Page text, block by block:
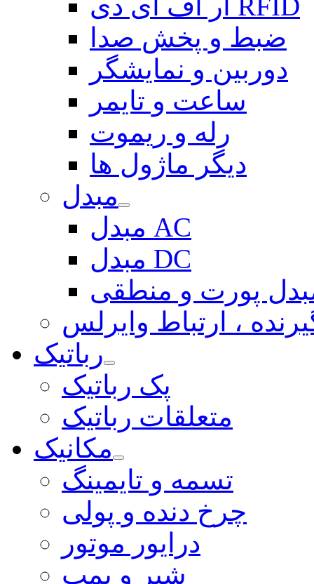
ضبط و پخش صدا
دوربین و نمایشگر
ساعت و تایمر
رله و ریموت
دیگر ماژول ها
مبدل
مبدل AC
مبدل DC
پورت و منطقی
، ارتباط وایرلس
رباتیک
پک رباتیک
متعلقات رباتیک
مکانیک
تسمه و تایمینگ
چرخ دنده و پولی
درایور موتور
شیر و پمپ